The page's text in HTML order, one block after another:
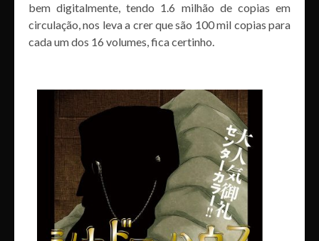
bem digitalmente, tendo 1.6 milhão de copias em
circulação, nos leva a crer que são 100 mil copias para
cada um dos 16 volumes, fica certinho.